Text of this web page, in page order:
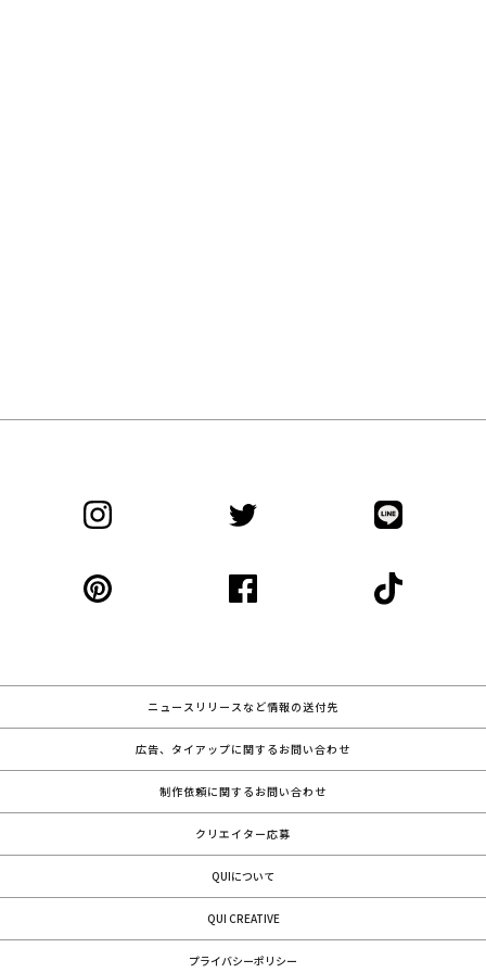
ニュースリリースなど情報の送付先
広告、タイアップに関するお問い合わせ
制作依頼に関するお問い合わせ
クリエイター応募
QUIについて
QUI CREATIVE
プライバシーポリシー